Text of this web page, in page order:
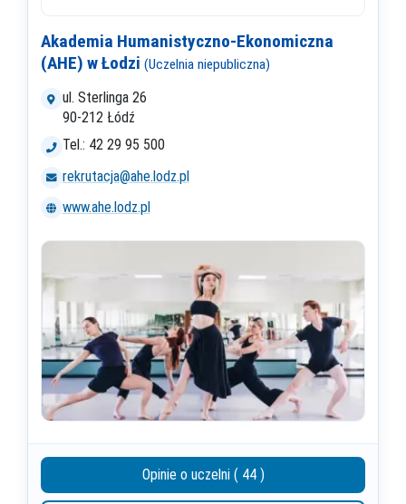
Akademia Humanistyczno-Ekonomiczna
(AHE) w Łodzi (Uczelnia niepubliczna)
ul. Sterlinga 26
90-212 Łódź
Tel.: 42 29 95 500
rekrutacja@ahe.lodz.pl
www.ahe.lodz.pl
Opinie o uczelni ( 44 )